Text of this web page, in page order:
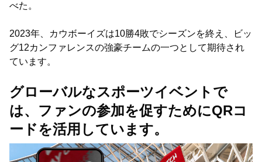
べた。
2023年、カウボーイズは10勝4敗でシーズンを終え、ビッ
グ12カンファレンスの強豪チームの一つとして期待され
ています。
グローバルなスポーツイベントで
は、ファンの参加を促すためにQRコ
ードを活用しています。